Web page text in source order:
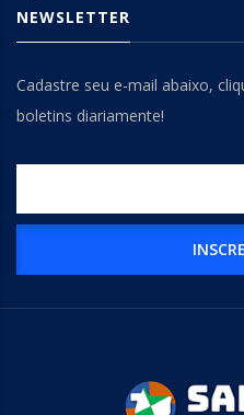
NEWSLETTER
Cadastre seu e-mail abaixo,
boletins diariamente!